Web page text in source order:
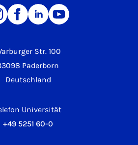
Str. 100
Paderborn
Deutschland
Universität
+49 5251 60-0